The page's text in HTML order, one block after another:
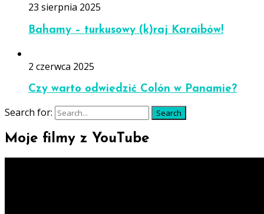
23 sierpnia 2025
Bahamy – turkusowy (k)raj Karaibów!
2 czerwca 2025
Czy warto odwiedzić Colón w Panamie?
Search for: Search
Moje filmy z YouTube